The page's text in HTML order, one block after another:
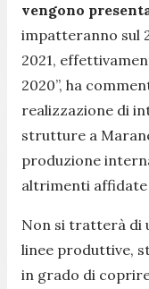
vengono
impatteranno sul
2021,
2020”, ha
realizzazione di
strutture a
produzione
altrimenti
Non si tratterà di
linee produttive,
in grado di